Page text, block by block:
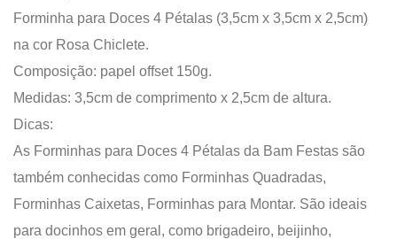
Forminha para Doces 4 Pétalas (3,5cm x 3,5cm x 2,5cm)
na cor Rosa Chiclete.
Composição: papel offset 150g.
Medidas: 3,5cm de comprimento x 2,5cm de altura.
Dicas:
As Forminhas para Doces 4 Pétalas da Bam Festas são
também conhecidas como Forminhas Quadradas,
Forminhas Caixetas, Forminhas para Montar. São ideais
para docinhos em geral, como brigadeiro, beijinho,